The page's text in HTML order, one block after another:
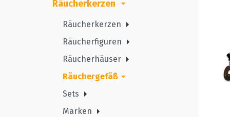
Räucherkerzen
Räucherkerzen
Räucherfiguren
Räucherhäuser
Räuchergefäß
Sets
Marken